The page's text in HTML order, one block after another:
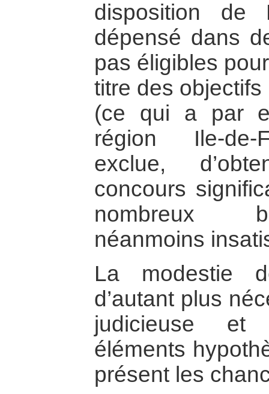
disposition de
dépensé dans
pas éligibles
titre des
(ce qui a par
région Ile-de-
exclue,
concours
nombreux
néanmoins
La modestie
d’autant plus
judicieuse et
éléments
présent les